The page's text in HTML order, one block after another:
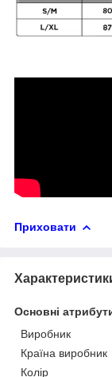
Приховати
Основні
Виробник
Країна виробник
Колір